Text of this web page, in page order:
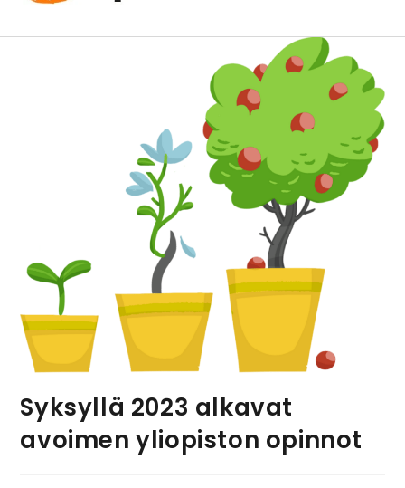
Syksyllä 2023 alkavat
avoimen yliopiston opinnot